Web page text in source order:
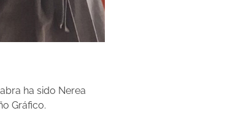
ha sido Nerea
Gráfico.